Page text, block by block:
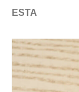
ESTA